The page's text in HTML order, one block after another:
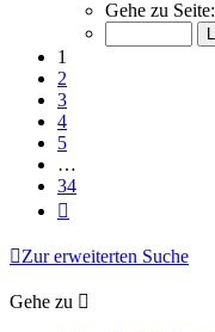
von
Gehe zu Seite:
1
2
3
4
5
…
34
Zur erweiterten Suche
Gehe zu